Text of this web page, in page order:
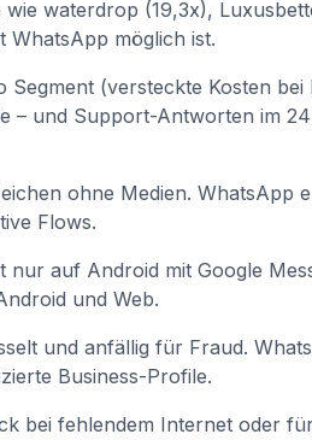
wie waterdrop (19,3x),
WhatsApp möglich ist.
Segment (versteckte Kosten bei
– und Support-Antworten im
ohne Medien. WhatsApp
Flows.
nur auf Android mit Google
und Web.
und anfällig für Fraud.
Business-Profile.
bei fehlendem Internet oder